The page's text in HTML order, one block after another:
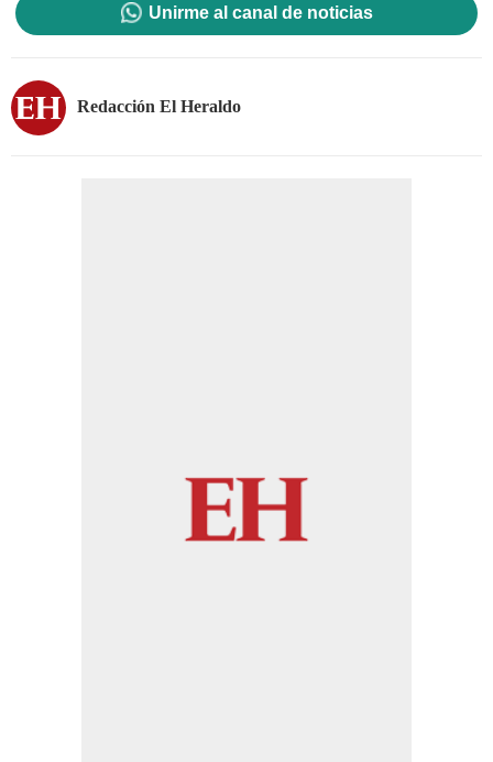
Unirme al canal de noticias
Redacción El Heraldo